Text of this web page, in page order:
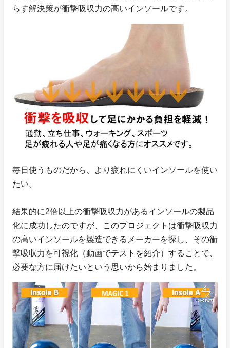
らす解決策が衝撃吸収力の高いインソールです。
毎日使うものだから、より疲れにくいインソールを使い
たい。
結果的に2倍以上の衝撃吸収力があるインソールの製品
化に成功したのですが、このプロジェクトは衝撃吸収力
の高いインソールを製造できるメーカーを探し、その衝
撃吸収力を可視化（動画でテストを紹介）することで、
必要な方に届けたいという思いから始まりました。